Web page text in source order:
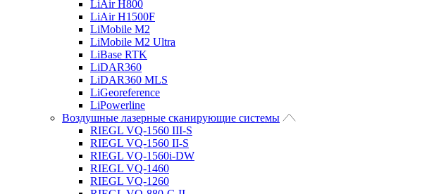
LiAir H800
LiAir H1500F
LiMobile M2
LiMobile M2 Ultra
LiBase RTK
LiDAR360
LiDAR360 MLS
LiGeoreference
LiPowerline
Воздушные лазерные сканирующие системы
RIEGL VQ-1560 III-S
RIEGL VQ-1560 II-S
RIEGL VQ-1560i-DW
RIEGL VQ-1460
RIEGL VQ-1260